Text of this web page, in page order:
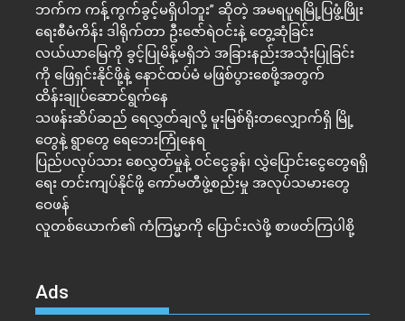
ဘက်က ကန့်ကွက်ခွင့်မရှိပါဘူး” ဆိုတဲ့ အမရပူရမြို့ပြဖွံ့ဖြိုး
ရေးစီမံကိန်း ဒါရိုက်တာ ဦးဇော်ရဲဝင်းနဲ့ တွေ့ဆုံခြင်း
လယ်ယာမြေကို ခွင့်ပြုမိန့်မရှိဘဲ အခြားနည်းအသုံးပြုခြင်း
ကို ဖြေရှင်းနိုင်ဖို့နဲ့ နောင်ထပ်မံ မဖြစ်ပွားစေဖို့အတွက်
ထိန်းချုပ်ဆောင်ရွက်နေ
သဖန်းဆိပ်ဆည် ရေလွှတ်ချလို့ မူးမြစ်ရိုးတလျှောက်ရှိ မြို့
တွေနဲ့ ရွာတွေ ရေဘေးကြုံနေရ
ပြည်ပလုပ်သား စေလွှတ်မှုနဲ့ ဝင်ငွေခွန်၊ လွှဲပြောင်းငွေတွေရရှိ
ရေး တင်းကျပ်နိုင်ဖို့ ကော်မတီဖွဲ့စည်းမှု အလုပ်သမားတွေ
ဝေဖန်
လူတစ်ယောက်၏ ကံကြမ္မာကို ပြောင်းလဲဖို့ စာဖတ်ကြပါစို့
Ads